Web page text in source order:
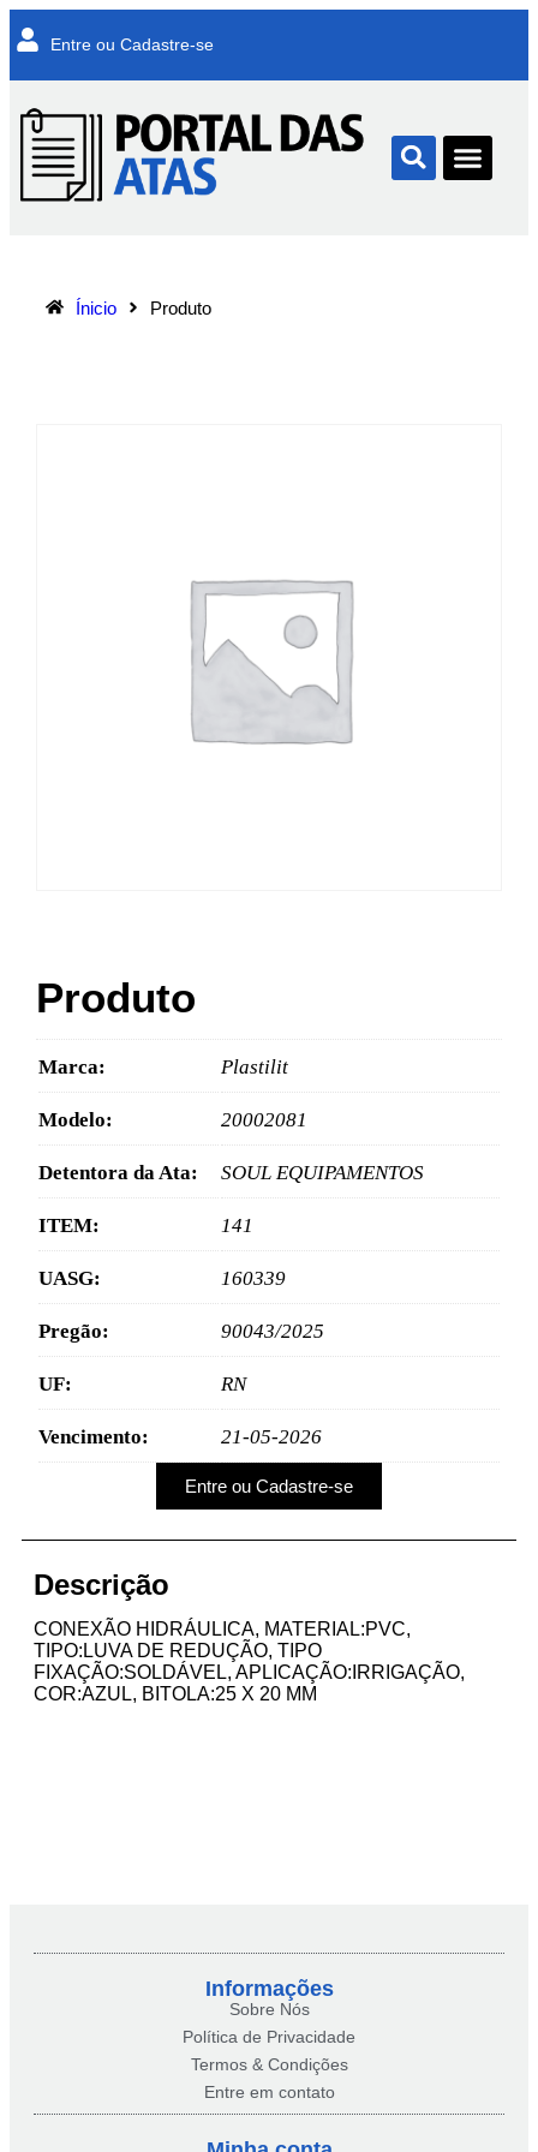
Entre ou Cadastre-se
Ínicio Produto
Produto
Marca: Plastilit
Modelo: 20002081
Detentora da Ata: SOUL EQUIPAMENTOS
ITEM: 141
UASG: 160339
Pregão: 90043/2025
UF: RN
Vencimento: 21-05-2026
Entre ou Cadastre-se
Descrição
CONEXÃO HIDRÁULICA, MATERIAL:PVC,
TIPO:LUVA DE REDUÇÃO, TIPO
FIXAÇÃO:SOLDÁVEL, APLICAÇÃO:IRRIGAÇÃO,
COR:AZUL, BITOLA:25 X 20 MM
Informações
Sobre Nós
Política de Privacidade
Termos & Condições
Entre em contato